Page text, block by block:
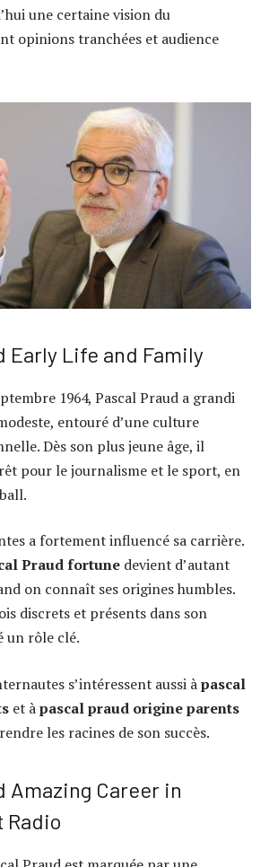
une certaine vision du
opinions tranchées et audience
Early Life and Family
1964, Pascal Praud a grandi
entouré d’une culture
Dès son plus jeune âge, il
pour le journalisme et le sport, en
a fortement influencé sa carrière.
Praud fortune devient d’autant
on connaît ses origines humbles.
discrets et présents dans son
un rôle clé.
s’intéressent aussi àpascal
et àpascal praud origine parents
les racines de son succès.
Amazing Career in
Radio